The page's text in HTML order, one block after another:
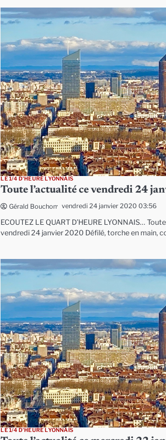
LE 1/4 D'HEURE LYONNAIS
Toute l’actualité ce vendredi 24
Gérald Bouchon vendredi 24 janvier 2020 03:56
ECOUTEZ LE QUART D’HEURE LYONNAIS…
vendredi 24 janvier 2020 Défilé, torche en main,
LE 1/4 D'HEURE LYONNAIS